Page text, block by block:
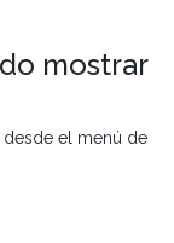
mostrar
desde el menú de